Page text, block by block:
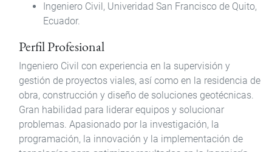
Ingeniero Civil, Univeridad San Francisco de Quito,
Ecuador.
Perfil Profesional
Ingeniero Civil con experiencia en la supervisión y
gestión de proyectos viales, así como en la residencia de
obra, construcción y diseño de soluciones geotécnicas.
Gran habilidad para liderar equipos y solucionar
problemas. Apasionado por la investigación, la
programación, la innovación y la implementación de